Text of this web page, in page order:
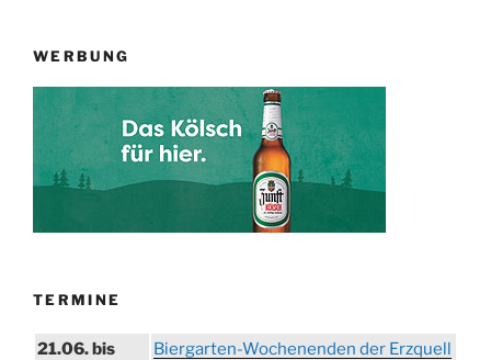
WERBUNG
TERMINE
21.06. bis
Biergarten-Wochenenden der Erzquell